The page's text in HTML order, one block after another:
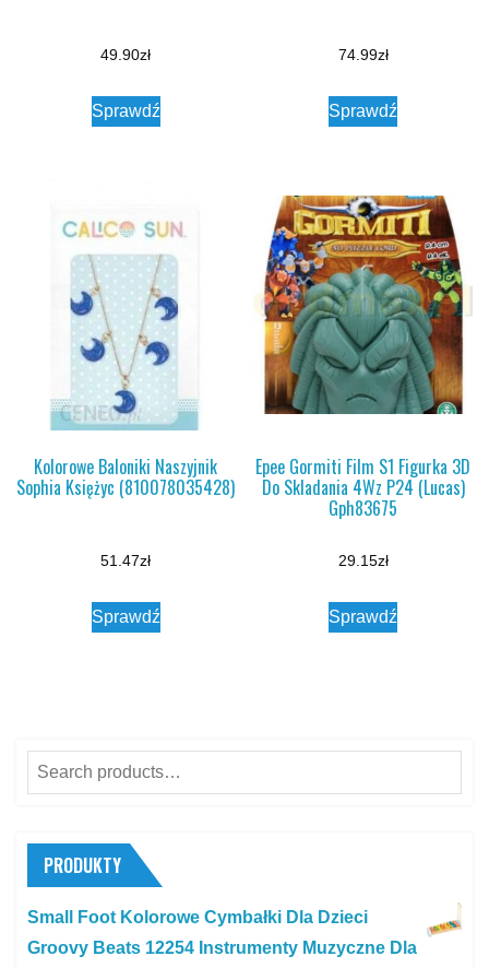
49.90zł
Sprawdź
74.99zł
Sprawdź
Kolorowe Baloniki Naszyjnik
Sophia Księżyc (810078035428)
51.47zł
Sprawdź
Epee Gormiti Film S1 Figurka 3D
Do Skladania 4Wz P24 (Lucas)
Gph83675
29.15zł
Sprawdź
Search
for:
PRODUKTY
Small Foot Kolorowe Cymbałki Dla Dzieci
Groovy Beats 12254 Instrumenty Muzyczne Dla